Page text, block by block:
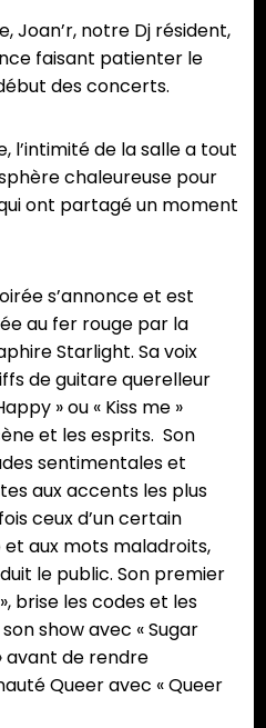
Joan’r, notre Dj résident,
faisant patienter le
des concerts.
l’intimité de la salle a tout
chaleureuse pour
ont partagé un moment
s’annonce et est
au fer rouge par la
Starlight. Sa voix
de guitare querelleur
» ou « Kiss me »
et les esprits. Son
sentimentales et
aux accents les plus
ceux d’un certain
et aux mots maladroits,
le public. Son premier
brise les codes et les
show avec « Sugar
avant de rendre
Queer avec « Queer